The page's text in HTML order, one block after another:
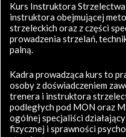
Kurs Instruktora Strzelectwa
instruktora obejmującej
strzeleckich oraz z części
prowadzenia strzelań,
palną.
Kadra prowadząca kurs to
osoby z doświadczeniem
trenera i instruktora
podległych pod MON oraz
ogólnej specjaliści
fizycznej i sprawności